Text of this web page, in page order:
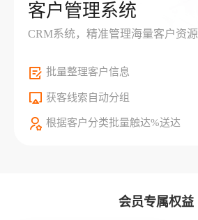
客户管理系统
CRM系统，精准管理海量客户资源
批量整理客户信息
获客线索自动分组
根据客户分类批量触达%送达
会员专属权益